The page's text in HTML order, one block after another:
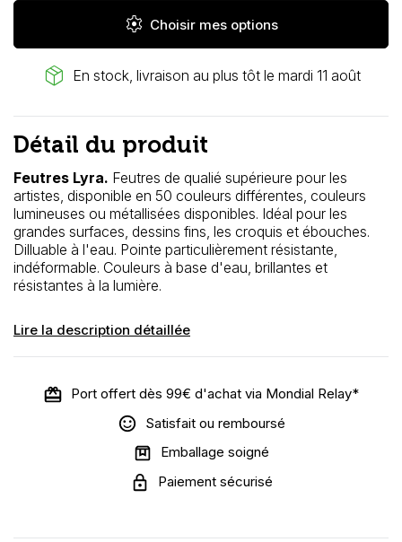
settings Choisir mes options
package_2 En stock, livraison au plus tôt le mardi 11 août
Détail du produit
Feutres Lyra. Feutres de qualié supérieure pour les
artistes, disponible en 50 couleurs différentes, couleurs
lumineuses ou métallisées disponibles. Idéal pour les
grandes surfaces, dessins fins, les croquis et ébouches.
Dilluable à l'eau. Pointe particulièrement résistante,
indéformable. Couleurs à base d'eau, brillantes et
résistantes à la lumière.
Lire la description détaillée
Port offert dès 99€ d'achat via Mondial Relay*
Satisfait ou remboursé
Emballage soigné
Paiement sécurisé